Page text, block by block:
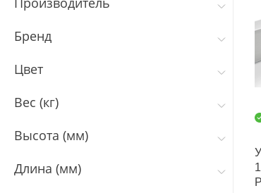
Бренд
Цвет
Вес (кг)
Высота (мм)
Длина (мм)